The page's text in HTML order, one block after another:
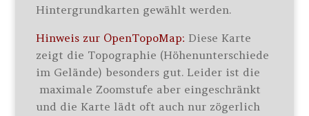
Hintergrundkarten gewählt werden.
Hinweis zur OpenTopoMap: Diese Karte
zeigt die Topographie (Höhenunterschiede
im Gelände) besonders gut. Leider ist die
maximale Zoomstufe aber eingeschränkt
und die Karte lädt oft auch nur zögerlich